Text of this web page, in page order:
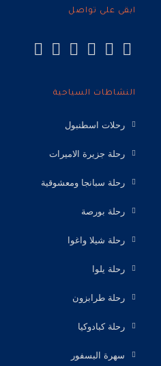
ابقى على تواصل
النشاطات السياحية
رحلات اسطنبول
رحلة جزيرة الاميرات
رحلة سبانجا ومعشوقية
رحلة بورصة
رحلة شيلا واغوا
رحلة يلوا
رحلة طرابزون
رحلة كبادوكيا
سهرة البسفور